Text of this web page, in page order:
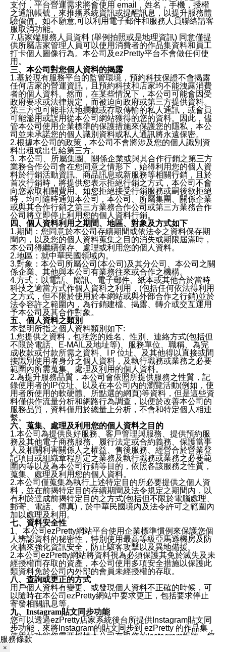
支付，平台營運需求將會使用 email，姓名，手機，授權
之通訊帳號，來推播系統資訊或提醒訊息，以提升服務體
驗價值。如不願意,可以利用電子郵件和服務人員聯絡請客
服取消功能。
7.店家端服務人員資料 (舉例拍照或是地理資訊) 同意僅提
供所屬店家管理人員可以使用消費者的作品集資料和員工
打卡個人圖像行為。本公司及ezPretty平台不會做任何使
用。
三、本公司對您個人資料的揭露
1.基於現有服務平台的監管環境，預約科技保證不會揭露
任何店家的營運資訊，且預約科技和店家均不能洩露消費
者的個人資料。然而，在某些情況下，本公司可能會因受
政府要求或法律規定，而被迫向政府或第三方提供資料。
第三方也可能非法地攔截或存取傳輸的私人通訊，或會員
可能濫用或誤用從本公司網站獲得的您的資料。因此，儘
管本公司使用企業標準的保護措施來保護您的隱私，本公
司並未承諾您的個人識別資料或私人通訊將永遠保密。
2.根據本公司的政策，本公司不會將涉及您的個人識別資
料出租或出售給第三方。
3. 本公司、所屬集團、關係企業或與其合作行銷之第三方
業務合作公司會在您同意之情形下，始得利用您的個人資
料於行銷活動資訊、商品訊息或新服務等相關行銷，且於
首次行銷時，將提供您表示拒絕行銷之方式，本公司不會
向您索取相關費用。如您拒絕接受行銷服務或嗣後欲拒絕
時，均可隨時通知本公司，本公司、所屬集團、關係企業
或與其合作行銷之第三方業務合作公司或第三方業務合作
公司將立即停止利用您的個人資料行銷。
四、個人資料利用之期間、地區、對象及方式如下
1.期間：您同意於本公司存續期間或依法令之資料保存期
間內，以及您的個人資料蒐集之目的消失或期限屆滿時，
本公司得繼續保存、處理或利用您的個人資料。
2.地區：就中華民國領域內。
3.對象：本公司所屬公司(本公司)及其分公司、本公司之關
係企業、其他與本公司有業務往來或合作之機構。
4.方式：以電話、簡訊、電子郵件、紙本或其他合於當時
科技之適當方式作個人資料之利用，(包括任何依法得利用
之方式，但不限於使用於本網站或與外部合作之行銷)並於
法令容許之範圍內，為行銷建檔、揭露、轉介或交互運用
予本公司及其合作對象。
五、個人資料之類別
本聲明所指之個人資料類別如下:
1.您提供之資料，包括您的姓名、性別、連絡方式(包括但
不限於電話、E-MAIL及地址等)、服務單位、職稱、為完
成收款或付款所需之資料、IＰ位址、及其他得以直接或間
接識別使用者身分之個人資料，及執行職務或業務之必要
範圍內所需蒐集、處理及利用的個人資料。
2.為提升服務品質，本公司會依照所提供服務之性質，記
錄使用者的IP位址、以及在本公司內的瀏覽活動(例如，使
用者所使用的軟硬體、所點選的網頁)等資料，但是這些資
料僅供作流量分析和網路行為調查，以便於改善本公司的
服務品質，資料僅用於總量上分析，不會和特定個人相連
繫。
六、蒐集、處理及利用您的個人資料之目的
1.本公司為提供良好服務、客戶管理與服務、提供預約服
務及其他電子商務服務、履行法定或合約義務、保護當事
人及相關利害關係人之權益、售後服務、經營合於營業登
記項目或組織章程所定之業務及執行職務或業務之必要範
圍內等以及為本公司行銷等目的，依照各該服務之性質，
蒐集、處理及利用您的個人資料。
2.本公司僅蒐集為執行上述特定目的所必要提供之個人資
料，並在前揭特定目的存續期間及法令規定之期間內，以
有利於達成前揭特定目的之方式(包括但不限於電腦處理、
郵寄、電話、傳真)，於中華民國境內及法令許可之範圍內
加以處理及利用。
七、資料安全性
1、本公司ezPretty網站平台使用企業標準慣例來保護您個
人辨認資料的秘密性，特別使用最高等級亞馬遜機房及防
火牆來強化資訊安全，防止駭客攻擊以及異地備援。
2.本公司ezPretty網站將資料視為必須保護其免於滅失及未
經授權而存取的資產，本公司使用多項安全措施以保護此
類資料免於公司內外部的會員未經授權的存取。
八、查詢或更正的方式
用戶個人資料有變更、或發現個人資料不正確的時候，可
以隨時在本公司ezPretty網站中要求更正，包括要求停止
寄發相關訊息等。
九、Instagram貼文同步功能
您可以透過ezPretty店家系統後台所提供Instagram貼文同
步功能，來將Instagram的貼文同步到 ezPretty 的作品集，
使用此功能您需要授權本公司存取您的Instagram帳號，您
的授權將僅用於同步您的貼文至店家系統。
服務條款
×